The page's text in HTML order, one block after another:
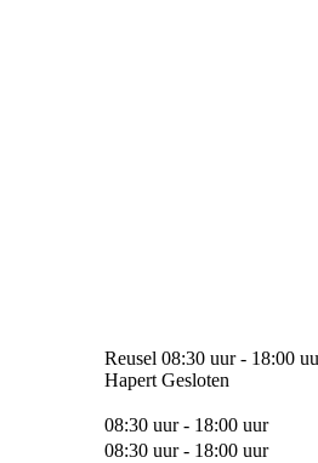
Reusel 08:30 uur - 18:00
Hapert Gesloten
08:30 uur - 18:00 uur
08:30 uur - 18:00 uur